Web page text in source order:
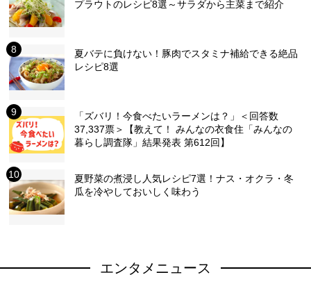
プラウトのレシピ8選～サラダから主菜まで紹介
夏バテに負けない！豚肉でスタミナ補給できる絶品
レシピ8選
「ズバリ！今食べたいラーメンは？」＜回答数
37,337票＞【教えて！ みんなの衣食住「みんなの
暮らし調査隊」結果発表 第612回】
夏野菜の煮浸し人気レシピ7選！ナス・オクラ・冬
瓜を冷やしておいしく味わう
エンタメニュース